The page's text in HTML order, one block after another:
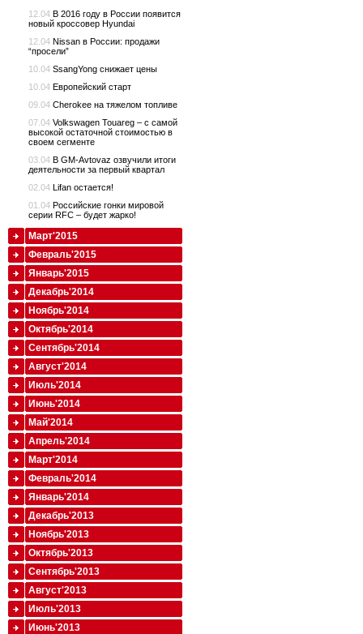
12.04 В 2016 году в России появится
новый кроссовер Hyundai
12.04 Nissan в России: продажи
“просели”
10.04 SsangYong снижает цены
10.04 Европейский старт
09.04 Cherokee на тяжелом топливе
07.04 Volkswagen Touareg – с самой
высокой остаточной стоимостью в
своем сегменте
03.04 В GM-Avtovaz озвучили итоги
деятельности за первый квартал
02.04 Lifan остается!
01.04 Российские гонки мировой
серии RFC – будет жарко!
Март'2015
Февраль'2015
Январь'2015
Декабрь'2014
Ноябрь'2014
Октябрь'2014
Сентябрь'2014
Август'2014
Июль'2014
Июнь'2014
Май'2014
Апрель'2014
Март'2014
Февраль'2014
Январь'2014
Декабрь'2013
Ноябрь'2013
Октябрь'2013
Сентябрь'2013
Август'2013
Июль'2013
Июнь'2013